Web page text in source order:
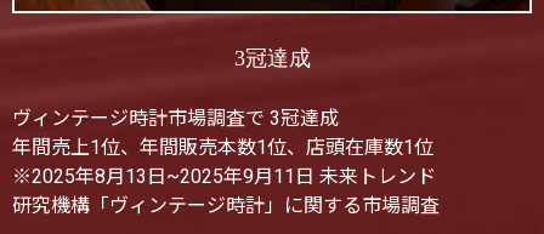
3冠達成
ヴィンテージ時計市場調査で 3冠達成
年間売上1位、年間販売本数1位、店頭在庫数1位
※2025年8月13日~2025年9月11日 未来トレンド
研究機構「ヴィンテージ時計」に関する市場調査